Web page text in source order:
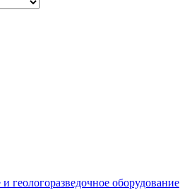
и геологоразведочное оборудование